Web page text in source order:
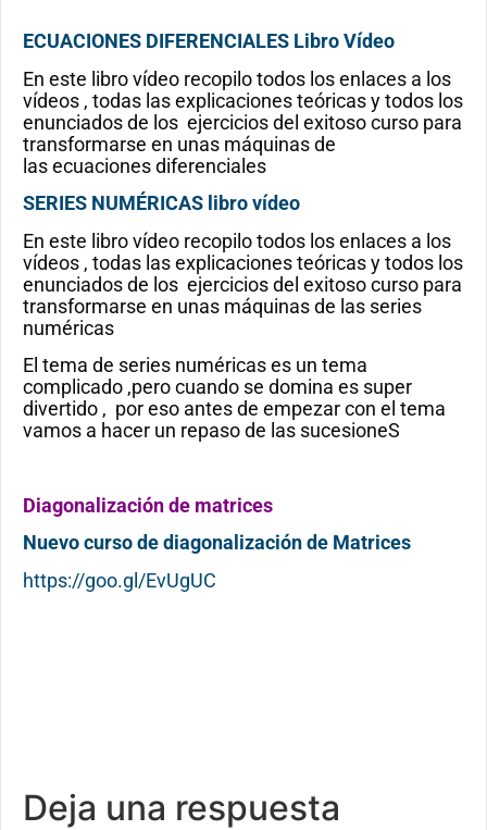
ECUACIONES DIFERENCIALES Libro Vídeo
En este libro vídeo recopilo todos los enlaces a los
vídeos , todas las explicaciones teóricas y todos los
enunciados de los ejercicios del exitoso curso para
transformarse en unas máquinas de
las ecuaciones diferenciales
SERIES NUMÉRICAS libro vídeo
En este libro vídeo recopilo todos los enlaces a los
vídeos , todas las explicaciones teóricas y todos los
enunciados de los ejercicios del exitoso curso para
transformarse en unas máquinas de las series
numéricas
El tema de series numéricas es un tema
complicado ,pero cuando se domina es super
divertido , por eso antes de empezar con el tema
vamos a hacer un repaso de las sucesioneS
Diagonalización de matrices
Nuevo curso de diagonalización de Matrices
https://goo.gl/EvUgUC
Deja una respuesta